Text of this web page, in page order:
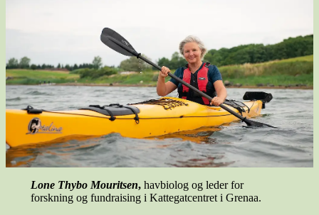
Lone Thybo Mouritsen, havbiolog og leder for
forskning og fundraising i Kattegatcentret i Grenaa.